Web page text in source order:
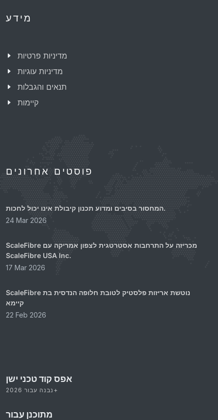
מידע
מדיניות פרטיות
מדיניות עוגיות
תנאים והגבלות
קיימות
פוסטים אחרונים
המחסור בסיבים ומדוע תכנון קיבולת אינו יכול לחכות.
24 Mar 2026
ScaleFibre מכריזה על התרחבות אסטרטגית לצפון אמריקה עם
ScaleFibre USA Inc.
17 Mar 2026
ScaleFibre נוטשת אריזות פלסטיק לטובת חלופה הנדסית בת
קיימא
22 Feb 2026
אפס קוד טכני ישן
נבנה עבור 2026+
מתוכנן עבור